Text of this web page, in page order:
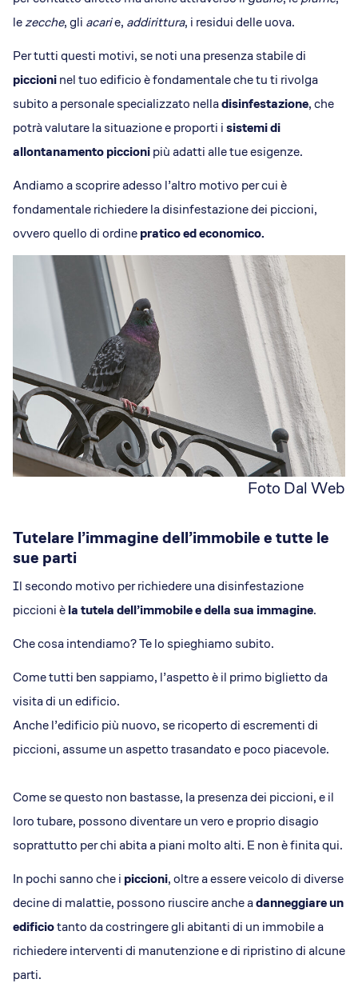
lezecche, gli acarie, addirittura, i residui delle uova.
Per tutti questi motivi, se noti una presenza stabile di
piccioninel tuo edificio è fondamentale che tu ti rivolga
subito a personale specializzato nelladisinfestazione, che
potrà valutare la situazione e proporti isistemi di
allontanamento piccionipiù adatti alle tue esigenze.
Andiamo a scoprire adesso l’altro motivo per cui è
fondamentale richiedere la disinfestazione dei piccioni,
ovvero quello di ordinepratico ed economico.
Foto Dal Web
Tutelare l’immagine dell’immobile e tutte le
sue parti
Il secondo motivo per richiedere una disinfestazione
piccioni èla tutela dell’immobile e della sua immagine.
Che cosa intendiamo? Te lo spieghiamo subito.
Come tutti ben sappiamo, l’aspetto è il primo biglietto da
visita di un edificio.
Anche l’edificio più nuovo, se ricoperto di escrementi di
piccioni, assume un aspetto trasandato e poco piacevole.
Come se questo non bastasse, la presenza dei piccioni, e il
loro tubare, possono diventare un vero e proprio disagio
soprattutto per chi abita a piani molto alti. E non è finita qui.
In pochi sanno che i piccioni, oltre a essere veicolo di diverse
decine di malattie, possono riuscire anche adanneggiare un
edificiotanto da costringere gli abitanti di un immobile a
richiedere interventi di manutenzione e di ripristino di alcune
parti.